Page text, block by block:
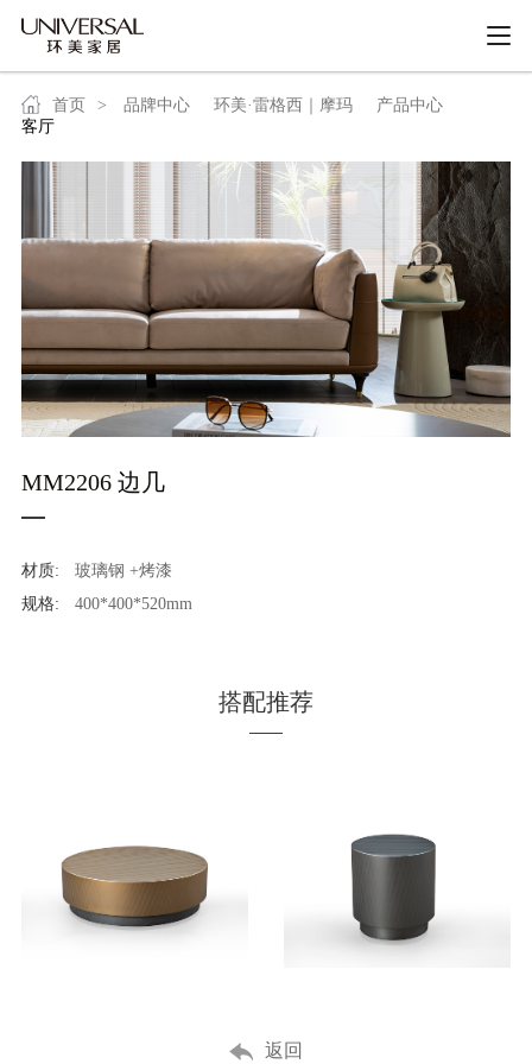
首页 > 品牌中心 环美·雷格西｜摩玛
产品中心
客厅
MM2206 边几
材质:
玻璃钢 +烤漆
规格:
400*400*520mm
搭配推荐
返回